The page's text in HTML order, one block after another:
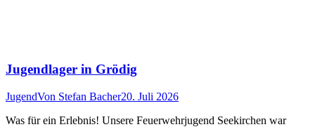
Jugendlager in Grödig
JugendVon Stefan Bacher20. Juli 2026
Was für ein Erlebnis! Unsere Feuerwehrjugend Seekirchen war